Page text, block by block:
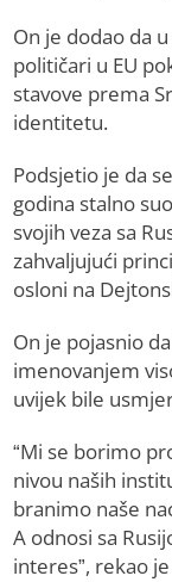
On je dodao da
političari u EU
stavove prema
identitetu.
Podsjetio je da
godina stalno
svojih veza sa
zahvaljujući
osloni na
On je pojasnio
imenovanjem
uvijek bile
“Mi se borimo
nivou naših
branimo naše
A odnosi sa
interes”, rekao